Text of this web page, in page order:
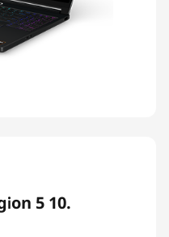
5 10.